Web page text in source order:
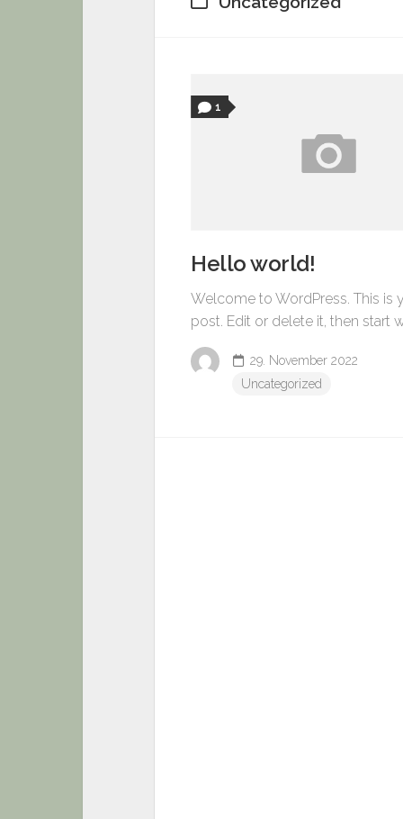
1
Hello world!
Welcome to WordPress. This is
post. Edit or delete it, then start
29. November 2022
Uncategorized